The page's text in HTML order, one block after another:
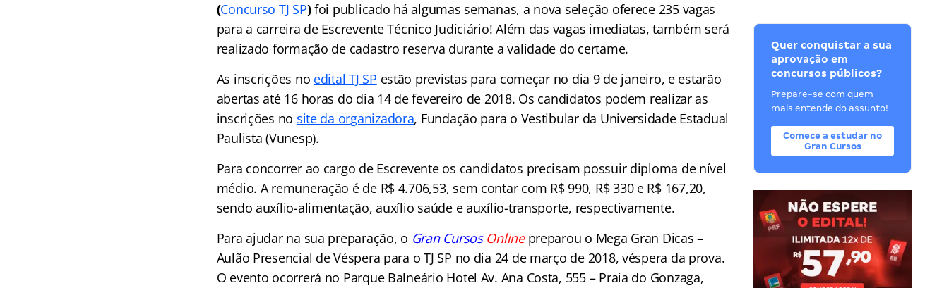
(Concurso TJ SP)foi publicado há algumas semanas, a nova seleção oferece 235 vagas
para a carreira de Escrevente Técnico Judiciário! Além das vagas imediatas, também será
realizado formação de cadastro reserva durante a validade do certame.
As inscrições no edital TJ SP estão previstas para começar no dia 9 de janeiro, e estarão
abertas até 16 horas do dia 14 de fevereiro de 2018. Os candidatos podem realizar as
inscrições no site da organizadora, Fundação para o Vestibular da Universidade Estadual
Paulista (Vunesp).
Para concorrer ao cargo de Escrevente os candidatos precisam possuir diploma de nível
médio. A remuneração é de R$ 4.706,53, sem contar com R$ 990, R$ 330 e R$ 167,20,
sendo auxílio-alimentação, auxílio saúde e auxílio-transporte, respectivamente.
Para ajudar na sua preparação, o Gran CursosOnlinepreparou o Mega Gran Dicas –
Aulão Presencial de Véspera para o TJ SP no dia 24 de março de 2018, véspera da prova.
O evento ocorrerá no Parque Balneário Hotel Av. Ana Costa, 555 – Praia do Gonzaga,
Quer conquistar a sua
aprovação em
concursos públicos?
Prepare-se com quem
mais entende do assunto!
Comece a estudar no
Gran Cursos